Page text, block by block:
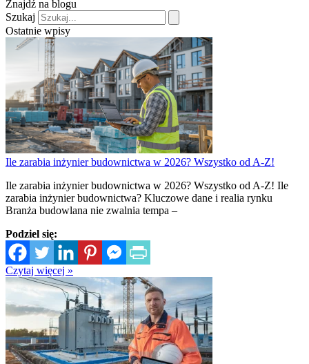
Znajdź na blogu
Szukaj
Ostatnie wpisy
Ile zarabia inżynier budownictwa w 2026? Wszystko od A-Z!
Ile zarabia inżynier budownictwa w 2026? Wszystko od A-Z! Ile
zarabia inżynier budownictwa? Kluczowe dane i realia rynku
Branża budowlana nie zwalnia tempa –
Podziel się:
Czytaj więcej »